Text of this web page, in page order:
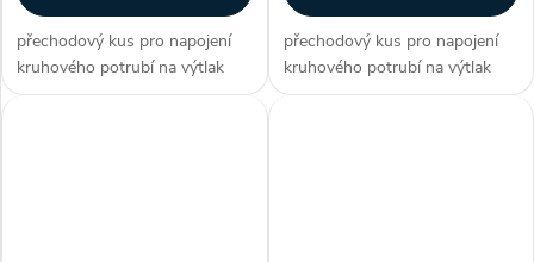
přechodový kus pro napojení
kruhového potrubí na výtlak
pro ventilátory CMB/CMT
přechodový kus pro napojení
kruhového potrubí na výtlak
pro ventilátory CMB/CMT